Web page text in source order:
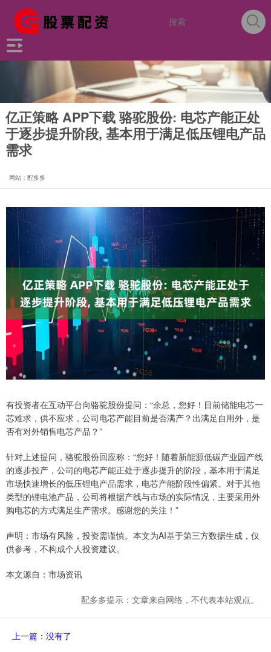
亿正策略 APP下载 骆驼股份: 电芯产能正处
于逐步提升阶段, 基本用于满足低压锂电产品
需求
网站：配多多
有投资者在互动平台向骆驼股份提问：“余总，您好！目前储能电芯一
芯难求，供不应求，公司电芯产能目前是否满产？出满足自用外，是
否有对外销售电芯产品？”
针对上述提问，骆驼股份回应称：“您好！随着新能源低碳产业园产线
的逐步投产，公司的电芯产能正处于逐步提升的阶段，基本用于满足
市场快速增长的低压锂电产品需求，电芯产能阶段性偏紧。对于其他
类型的锂电池产品，公司将根据产线与市场的实际情况，主要采用外
购电芯的方式满足生产需求。感谢您的关注！”
声明：市场有风险，投资需谨慎。本文为AI基于第三方数据生成，仅
供参考，不构成个人投资建议。
本文源自：市场资讯
配多多提示：文章来自网络，不代表本站观点。
上一篇：没有了